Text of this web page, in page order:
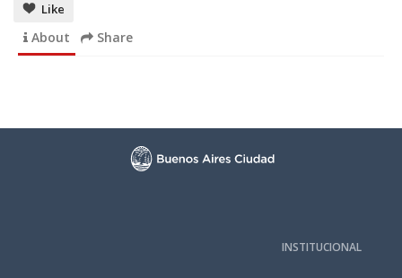
Like
About Share
INSTITUCIONAL